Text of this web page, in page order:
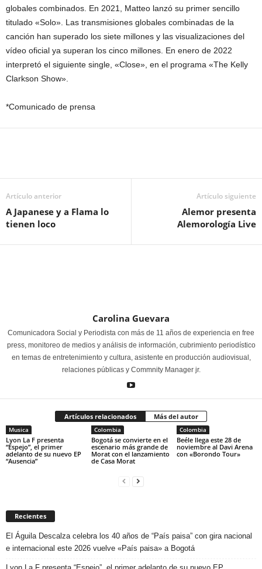
globales combinados. En 2021, Matteo lanzó su primer sencillo
titulado «Solo». Las transmisiones globales combinadas de la
canción han superado los siete millones y las visualizaciones del
vídeo oficial ya superan los cinco millones. En enero de 2022
interpretó el siguiente single, «Close», en el programa «The Kelly
Clarkson Show».
*Comunicado de prensa
Artículo anterior
A Japanese y a Flama lo
tienen loco
Artículo siguiente
Alemor presenta
Alemorología Live
Carolina Guevara
Comunicadora Social y Periodista con más de 11 años de experiencia en free
press, monitoreo de medios y análisis de información, cubrimiento periodístico
en temas de entretenimiento y cultura, asistente en producción audiovisual,
relaciones públicas y Commnity Manager jr.
Artículos relacionados Más del autor
Musica
Lyon La F presenta
“Espejo”, el primer
adelanto de su nuevo EP
“Ausencia”
Colombia
Bogotá se convierte en el
escenario más grande de
Morat con el lanzamiento
de Casa Morat
Colombia
Beéle llega este 28 de
noviembre al Davi Arena
con «Borondo Tour»
Recientes
El Águila Descalza celebra los 40 años de “País paisa” con gira nacional
e internacional este 2026 vuelve «País paisa» a Bogotá